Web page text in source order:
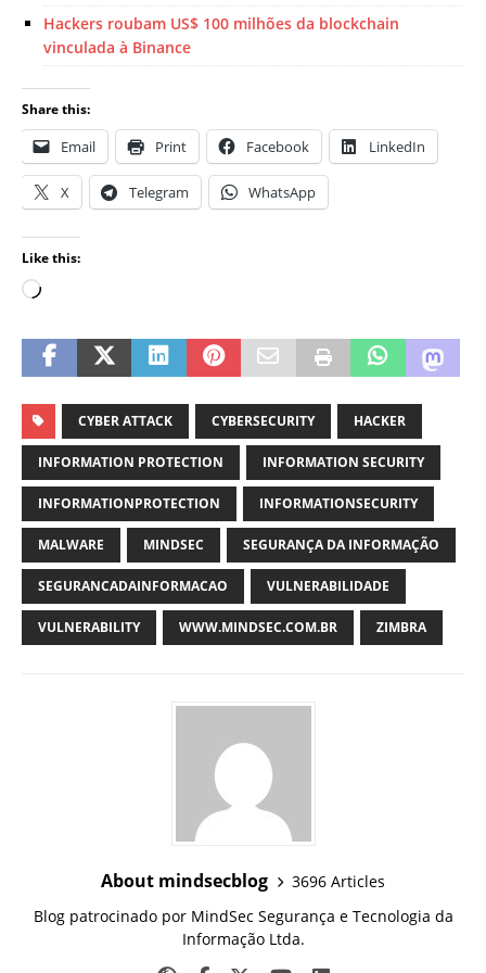
Hackers roubam US$ 100 milhões da blockchain
vinculada à Binance
Share this:
Email Print Facebook LinkedIn
X Telegram WhatsApp
Like this:
CYBER ATTACK CYBERSECURITY HACKER
INFORMATION PROTECTION INFORMATION SECURITY
INFORMATIONPROTECTION INFORMATIONSECURITY
MALWARE MINDSEC SEGURANÇA DA INFORMAÇÃO
SEGURANCADAINFORMACAO VULNERABILIDADE
VULNERABILITY WWW.MINDSEC.COM.BR ZIMBRA
About mindsecblog
3696 Articles
Blog patrocinado por MindSec Segurança e Tecnologia da
Informação Ltda.